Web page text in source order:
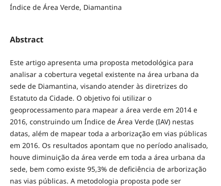
Índice de Área Verde, Diamantina
Abstract
Este artigo apresenta uma proposta metodológica para
analisar a cobertura vegetal existente na área urbana da
sede de Diamantina, visando atender às diretrizes do
Estatuto da Cidade. O objetivo foi utilizar o
geoprocessamento para mapear a área verde em 2014 e
2016, construindo um Índice de Área Verde (IAV) nestas
datas, além de mapear toda a arborização em vias públicas
em 2016. Os resultados apontam que no período analisado,
houve diminuição da área verde em toda a área urbana da
sede, bem como existe 95,3% de deficiência de arborização
nas vias públicas. A metodologia proposta pode ser